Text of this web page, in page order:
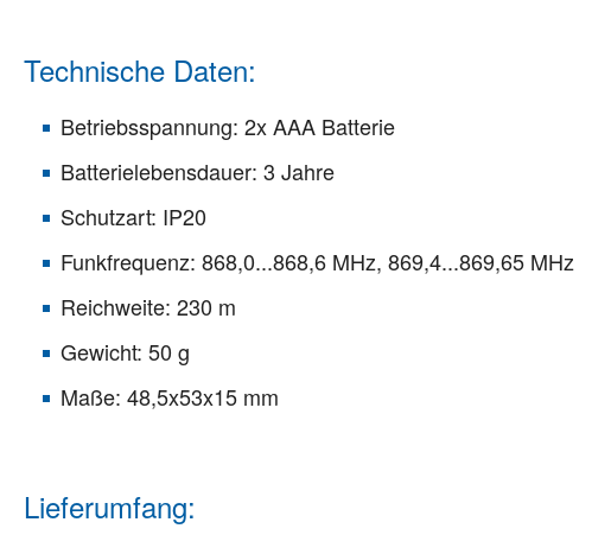
Technische Daten:
Betriebsspannung: 2x AAA Batterie
Batterielebensdauer: 3 Jahre
Schutzart: IP20
Funkfrequenz: 868,0...868,6 MHz, 869,4...869,65 MHz
Reichweite: 230 m
Gewicht: 50 g
Maße: 48,5x53x15 mm
Lieferumfang: